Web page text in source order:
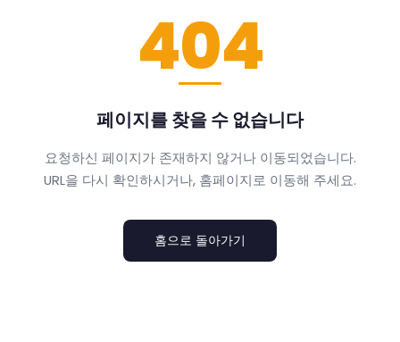
404
페이지를 찾을 수 없습니다
요청하신 페이지가 존재하지 않거나 이동되었습니다.
URL을 다시 확인하시거나, 홈페이지로 이동해 주세요.
홈으로 돌아가기